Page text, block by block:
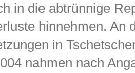
in die abtrünnige
hinnehmen. An
in
nahmen nach